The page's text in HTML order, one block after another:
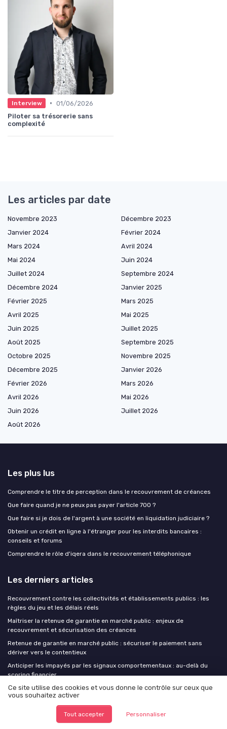
Interview • 01/06/2026
Piloter sa trésorerie sans
complexité
Les articles par date
Novembre 2023
Décembre 2023
Janvier 2024
Février 2024
Mars 2024
Avril 2024
Mai 2024
Juin 2024
Juillet 2024
Septembre 2024
Décembre 2024
Janvier 2025
Février 2025
Mars 2025
Avril 2025
Mai 2025
Juin 2025
Juillet 2025
Août 2025
Septembre 2025
Octobre 2025
Novembre 2025
Décembre 2025
Janvier 2026
Février 2026
Mars 2026
Avril 2026
Mai 2026
Juin 2026
Juillet 2026
Août 2026
Les plus lus
Comprendre le titre de perception dans le recouvrement de créances
Que faire quand je ne peux pas payer l'article 700 ?
Que faire si je dois de l'argent à une société en liquidation judiciaire ?
Obtenir un crédit en ligne à l'étranger pour les interdits bancaires :
conseils et forums
Comprendre le rôle d'iqera dans le recouvrement téléphonique
Les derniers articles
Recouvrement contre les collectivités et établissements publics : les
règles du jeu et les délais réels
Maîtriser la retenue de garantie en marché public : enjeux de
recouvrement et sécurisation des créances
Retenue de garantie en marché public : sécuriser le paiement sans
dériver vers le contentieux
Anticiper les impayés par les signaux comportementaux : au-delà du
scoring financier
Structurer une mise en demeure par mail : leviers juridiques et bonnes
pratiques en recouvrement
Name & Shame
Ce site utilise des cookies et vous donne le contrôle sur ceux que
vous souhaitez activer
Tout accepter Personnaliser